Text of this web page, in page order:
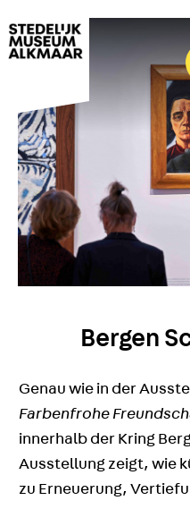
Bergen
Genau wie in der
Farbenfrohe
innerhalb der Kring
Ausstellung zeigt, wie
zu Erneuerung,